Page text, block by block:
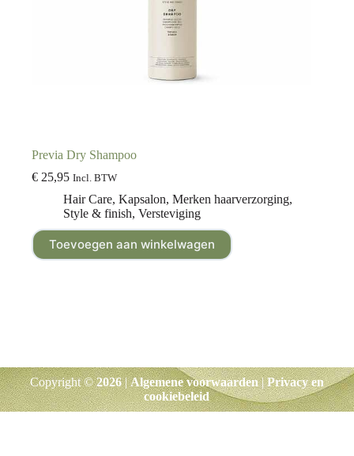
Previa Dry Shampoo
€ 25,95 Incl. BTW
Hair Care, Kapsalon, Merken haarverzorging,
Style & finish, Versteviging
Toevoegen aan winkelwagen
Copyright ©2026|Algemene voorwaarden|Privacy en
cookiebeleid